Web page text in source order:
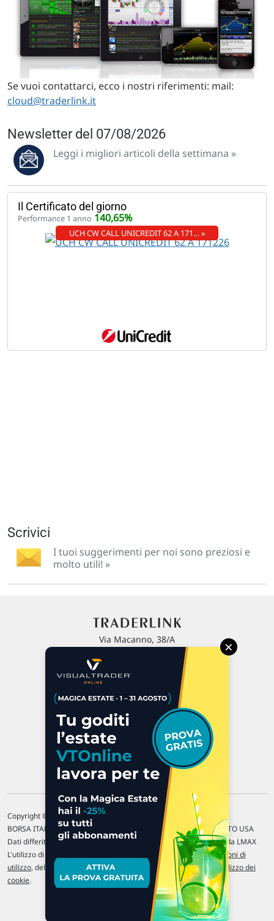
Se vuoi contattarci, ecco i nostri riferimenti: mail:
cloud@traderlink.it
Newsletter del 07/08/2026
Leggi i migliori articoli della settimana »
Il Certificato del giorno
Performance 1 anno 140,65%
UCH CW CALL UNICREDIT 62 A 171… »
Scrivici
I tuoi suggerimenti per noi sono preziosi e
molto utili! »
Via Macanno, 38/A
P.IVA 02 452 460 401
Chi siamo
Commenti e segnalazioni
Contattaci
Copyright © 1996-2026 Traderlink Italia s.r.l.
BORSA ITALIANA Quotazioni di borsa differite di 15 min. / MERCATO USA
Dati differiti di 15 min. (fonte Intrinio) / FOREX Quotazioni fornite da LMAX
L'utilizzo di questo sito implica l'accettazione delle nostre Condizioni di
utilizzo, del Disclaimer MAR, delle Politiche sulla privacye dell' Utilizzo dei
cookie.
×